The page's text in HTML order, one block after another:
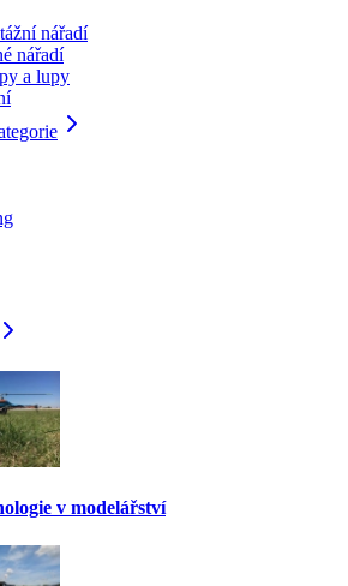
nářadí
nářadí
a lupy
v modelářství